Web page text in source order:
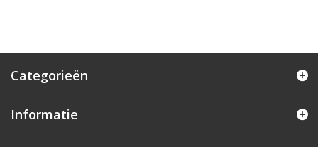
Categorieën
Informatie